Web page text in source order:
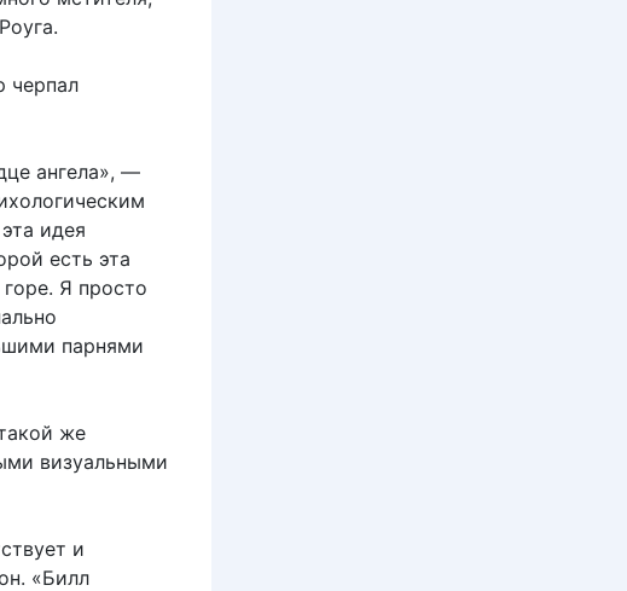
черпал
ангела», —
идея
есть эта
Я просто
парнями
же
визуальными
и
«Билл